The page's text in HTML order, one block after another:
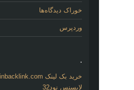
خوراک دیدگاه‌ها
وردپرس
.
خرید بک لینک behtarinbacklink.com
لایسنس نود32